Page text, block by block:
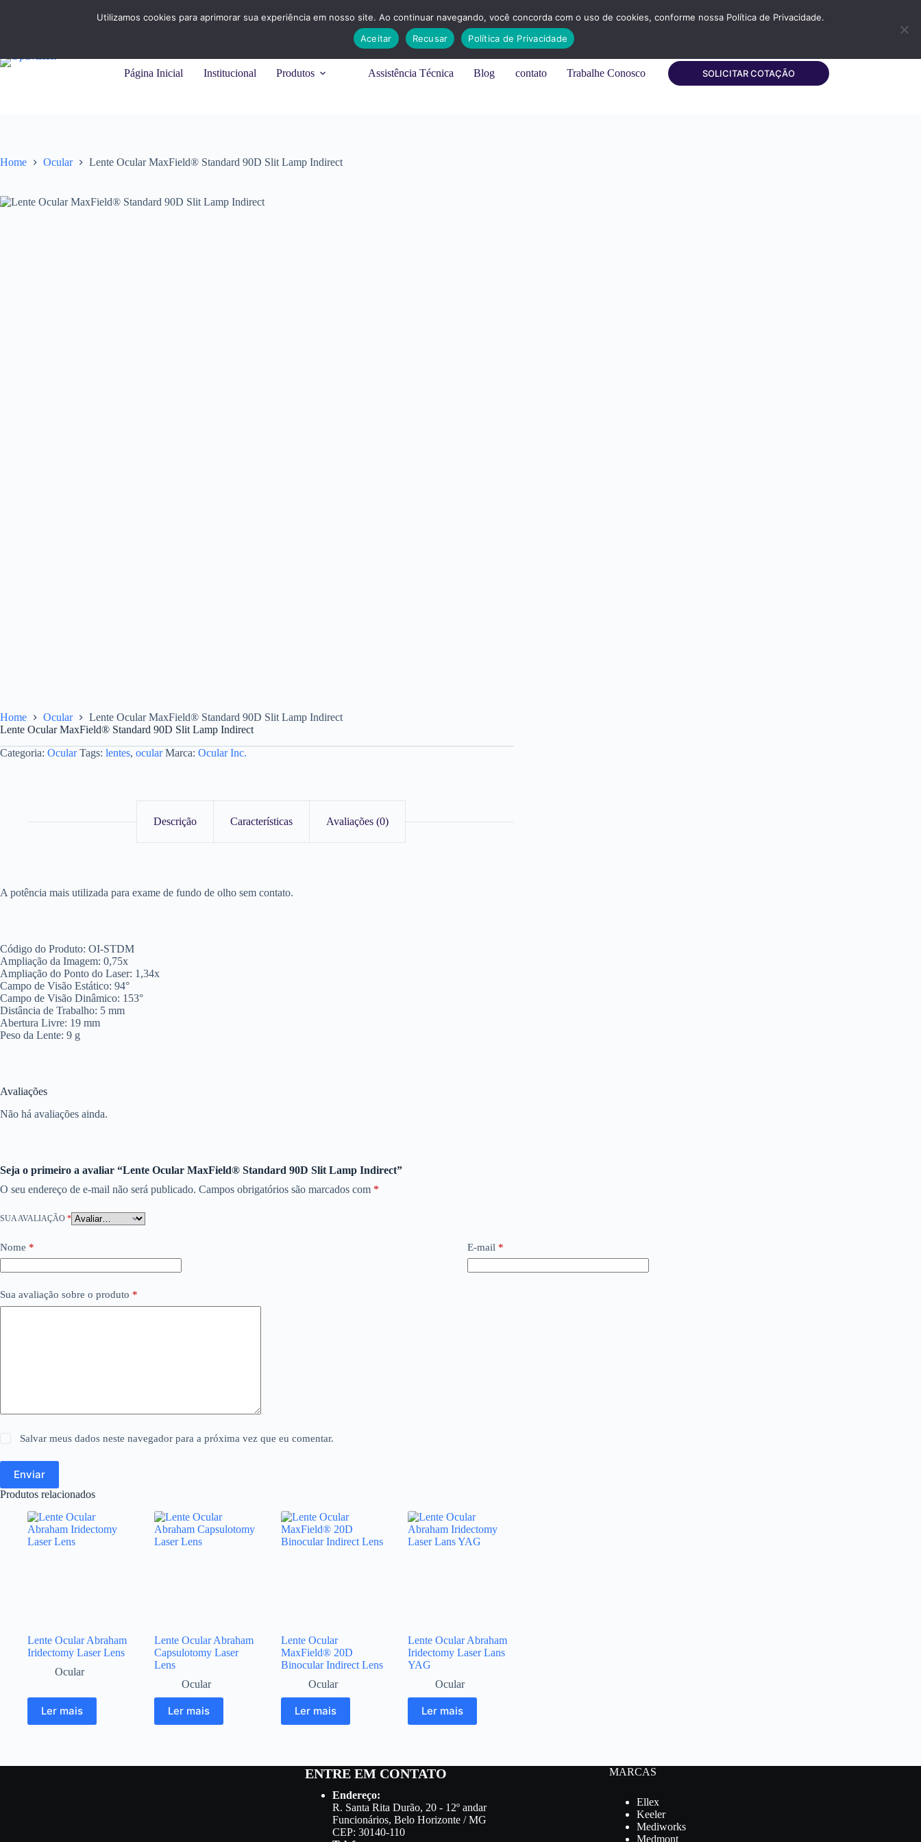
Página Inicial Institucional Produtos Assistência Técnica Blog contato Trabalhe Conosco SOLICITAR COTAÇÃO
Home Ocular Lente Ocular MaxField® Standard 90D Slit Lamp Indirect
Home Ocular
Lente Ocular MaxField® Standard 90D Slit Lamp Indirect
Lente Ocular MaxField® Standard 90D Slit Lamp Indirect
Categoria: Ocular Tags: lentes, ocular Marca: Ocular Inc.
Descrição Características Avaliações (0)
A potência mais utilizada para exame de fundo de olho sem contato.
Código do Produto: OI-STDM
Ampliação da Imagem: 0,75x
Ampliação do Ponto do Laser: 1,34x
Campo de Visão Estático: 94°
Campo de Visão Dinâmico: 153°
Distância de Trabalho: 5 mm
Abertura Livre: 19 mm
Peso da Lente: 9 g
Avaliações
Não há avaliações ainda.
Seja o primeiro a avaliar “Lente Ocular MaxField® Standard 90D Slit Lamp Indirect”
O seu endereço de e-mail não será publicado. Campos obrigatórios são marcados com *
SUA AVALIAÇÃO *
Nome * E-mail *
Sua avaliação sobre o produto *
Salvar meus dados neste navegador para a próxima vez que eu comentar.
Enviar
Produtos relacionados
Lente Ocular Abraham
Iridectomy Laser Lens
Ocular
Ler mais
Lente Ocular Abraham
Capsulotomy Laser
Lens
Ocular
Ler mais
Lente Ocular
MaxField® 20D
Binocular Indirect Lens
Ocular
Ler mais
Lente Ocular Abraham
Iridectomy Laser Lans
YAG
Ocular
Ler mais
ENTRE EM CONTATO
Endereço:
R. Santa Rita Durão, 20 - 12º andar
Funcionários, Belo Horizonte / MG
CEP: 30140-110
MARCAS
Ellex
Keeler
Mediworks
Medmont
Utilizamos cookies para aprimorar sua experiência em nosso site. Ao continuar navegando, você concorda com o uso de cookies, conforme nossa Política de Privacidade.
Aceitar
Recusar Política de Privacidade